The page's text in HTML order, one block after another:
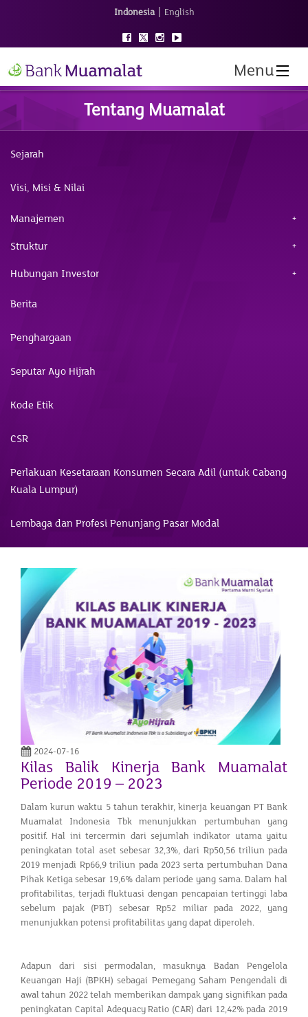
Indonesia | English
Menu
Tentang Muamalat
Sejarah
Visi, Misi & Nilai
Manajemen
Struktur
Hubungan Investor
Berita
Penghargaan
Seputar Ayo Hijrah
Kode Etik
CSR
Perlakuan Kesetaraan Konsumen Secara Adil (untuk Cabang
Kuala Lumpur)
Lembaga dan Profesi Penunjang Pasar Modal
2024-07-16
Kilas Balik Kinerja Bank Muamalat
Periode 2019 – 2023
Dalam kurun waktu 5 tahun terakhir, kinerja keuangan PT Bank
Muamalat Indonesia Tbk menunjukkan pertumbuhan yang
positif. Hal ini tercermin dari sejumlah indikator utama yaitu
peningkatan total aset sebesar 32,3%, dari Rp50,56 triliun pada
2019 menjadi Rp66,9 triliun pada 2023 serta pertumbuhan Dana
Pihak Ketiga sebesar 19,6% dalam periode yang sama. Dalam hal
profitabilitas, terjadi fluktuasi dengan pencapaian tertinggi laba
sebelum pajak (PBT) sebesar Rp52 miliar pada 2022, yang
menunjukkan potensi profitabilitas yang dapat diperoleh.
Adapun dari sisi permodalan, masuknya Badan Pengelola
Keuangan Haji (BPKH) sebagai Pemegang Saham Pengendali di
awal tahun 2022 telah memberikan dampak yang signifikan pada
peningkatan Capital Adequacy Ratio (CAR) dari 12,42% pada 2019